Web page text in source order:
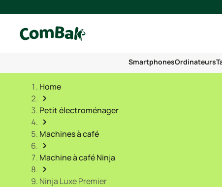
SmartphonesOrdinateurs
Home
Petit électroménager
Machines à café
Machine à café Ninja
Ninja Luxe Premier